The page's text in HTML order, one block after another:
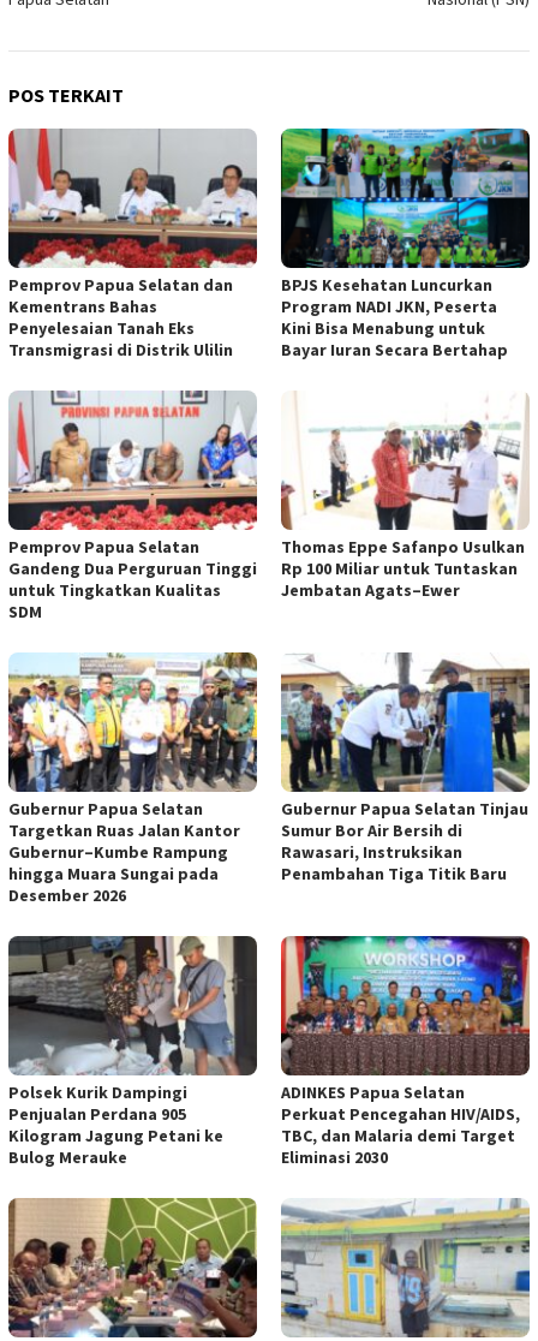
POS TERKAIT
Pemprov Papua Selatan dan
Kementrans Bahas
Penyelesaian Tanah Eks
Transmigrasi di Distrik Ulilin
BPJS Kesehatan Luncurkan
Program NADI JKN, Peserta
Kini Bisa Menabung untuk
Bayar Iuran Secara Bertahap
Pemprov Papua Selatan
Gandeng Dua Perguruan Tinggi
untuk Tingkatkan Kualitas
SDM
Thomas Eppe Safanpo Usulkan
Rp 100 Miliar untuk Tuntaskan
Jembatan Agats–Ewer
Gubernur Papua Selatan
Targetkan Ruas Jalan Kantor
Gubernur–Kumbe Rampung
hingga Muara Sungai pada
Desember 2026
Gubernur Papua Selatan Tinjau
Sumur Bor Air Bersih di
Rawasari, Instruksikan
Penambahan Tiga Titik Baru
Polsek Kurik Dampingi
Penjualan Perdana 905
Kilogram Jagung Petani ke
Bulog Merauke
ADINKES Papua Selatan
Perkuat Pencegahan HIV/AIDS,
TBC, dan Malaria demi Target
Eliminasi 2030